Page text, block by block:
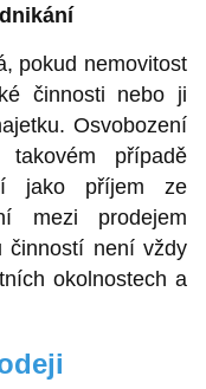
pokud nemovitost
činnosti nebo ji
Osvobození
případě
jako příjem ze
mezi prodejem
činností není vždy
okolnostech a